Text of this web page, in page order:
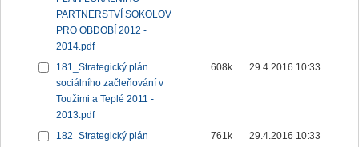
PARTNERSTVÍ SOKOLOV
PRO OBDOBÍ 2012 -
2014.pdf
181_Strategický plán
sociálního začleňování v
Toužimi a Teplé 2011 -
2013.pdf
608k 29.4.2016 10:33
182_Strategický plán
761k 29.4.2016 10:33